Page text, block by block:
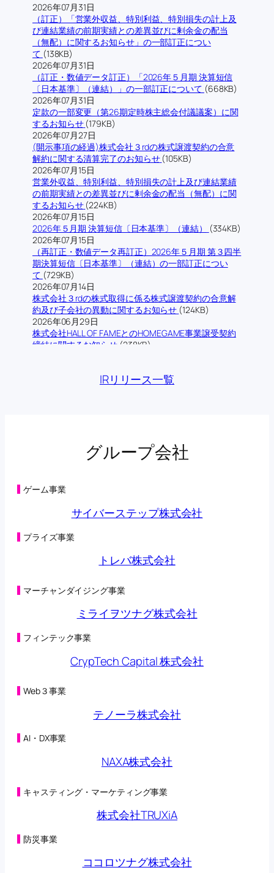
2026年07月31日
（訂正）「営業外収益、特別利益、特別損失の計上及
び連結業績の前期実績との差異並びに剰余金の配当
（無配）に関するお知らせ」の一部訂正につい
て (138KB)
2026年07月31日
（訂正・数値データ訂正）「2026年５月期 決算短信
〔日本基準〕（連結）」の一部訂正について (668KB)
2026年07月31日
定款の一部変更（第26期定時株主総会付議議案）に関
するお知らせ (179KB)
2026年07月27日
(開示事項の経過)株式会社３rdの株式譲渡契約の合意
解約に関する清算完了のお知らせ (105KB)
2026年07月15日
営業外収益、特別利益、特別損失の計上及び連結業績
の前期実績との差異並びに剰余金の配当（無配）に関
するお知らせ (224KB)
2026年07月15日
2026年５月期 決算短信〔日本基準〕（連結）
(334KB)
2026年07月15日
（再訂正・数値データ再訂正）2026年５月期 第３四半
期決算短信〔日本基準〕（連結）の一部訂正につい
て (729KB)
2026年07月14日
株式会社３rdの株式取得に係る株式譲渡契約の合意解
約及び子会社の異動に関するお知らせ (124KB)
2026年06月29日
株式会社HALL OF FAMEとのHOMEGAME事業譲受契約
締結に関するお知らせ (238KB)
(193KB)
主要株主の異動に関するお知らせ(134KB)
2026年05月29日
滅並びに特別利益の計上に関するお知らせ
2026年05月29日
第三者割当により調達した資金の支出予定時期の変更
に関するお知らせ(198KB)
2026年05月28日
主要株主の異動に関するお知らせ
第三者割当による第42回新株予約権の行使状況に関す
2026年05月15日
(125KB)
第三者割当による第42回新株予約権の行使状況に関す
2026年05月01日
第三者割当による第42回新株予約権の行使状況に関す
2026年04月27日
「CHARGESPOT」による相互送客キャンペーン実施に
2026年04月24日
(98KB)
子会社の異動を伴う株式の取得に関する株式譲渡契約
締結のお知らせ
(230KB)
2026年04月22日
合弁会社（連結子会社）設立及び子会社における新た
な事業の開始に関するお知らせ
2026年04月20日
（訂正・数値データ訂正）2026年５月期 第３四半期決
算短信〔日本基準〕（連結）の一部訂正につい
IRリリース一覧
グループ会社
ゲーム事業
サイバーステップ株式会社
プライズ事業
トレバ株式会社
マーチャンダイジング事業
ミライヲツナグ株式会社
フィンテック事業
CrypTech Capital 株式会社
Web３事業
テノーラ株式会社
AI・DX事業
NAXA株式会社
キャスティング・マーケティング事業
株式会社TRUXiA
防災事業
ココロツナグ株式会社